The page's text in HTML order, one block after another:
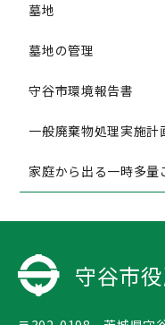
墓地
墓地の管理
守谷市環境報告書
一般廃棄物処理実施計
家庭から出る一時多量
守谷市